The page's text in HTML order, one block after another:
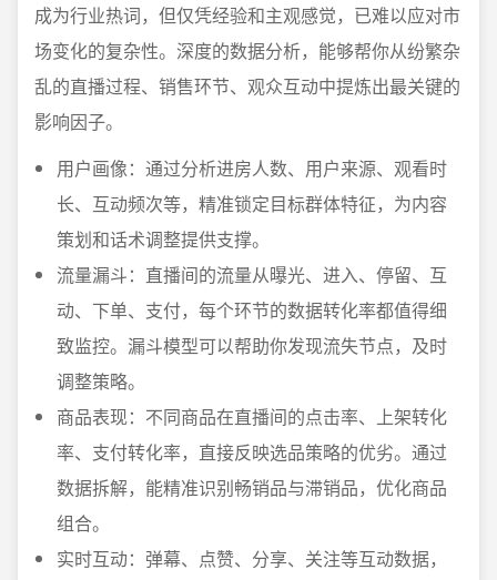
成为行业热词，但仅凭经验和主观感觉，已难以应对市
场变化的复杂性。深度的数据分析，能够帮你从纷繁杂
乱的直播过程、销售环节、观众互动中提炼出最关键的
影响因子。
用户画像：通过分析进房人数、用户来源、观看时
长、互动频次等，精准锁定目标群体特征，为内容
策划和话术调整提供支撑。
流量漏斗：直播间的流量从曝光、进入、停留、互
动、下单、支付，每个环节的数据转化率都值得细
致监控。漏斗模型可以帮助你发现流失节点，及时
调整策略。
商品表现：不同商品在直播间的点击率、上架转化
率、支付转化率，直接反映选品策略的优劣。通过
数据拆解，能精准识别畅销品与滞销品，优化商品
组合。
实时互动：弹幕、点赞、分享、关注等互动数据，